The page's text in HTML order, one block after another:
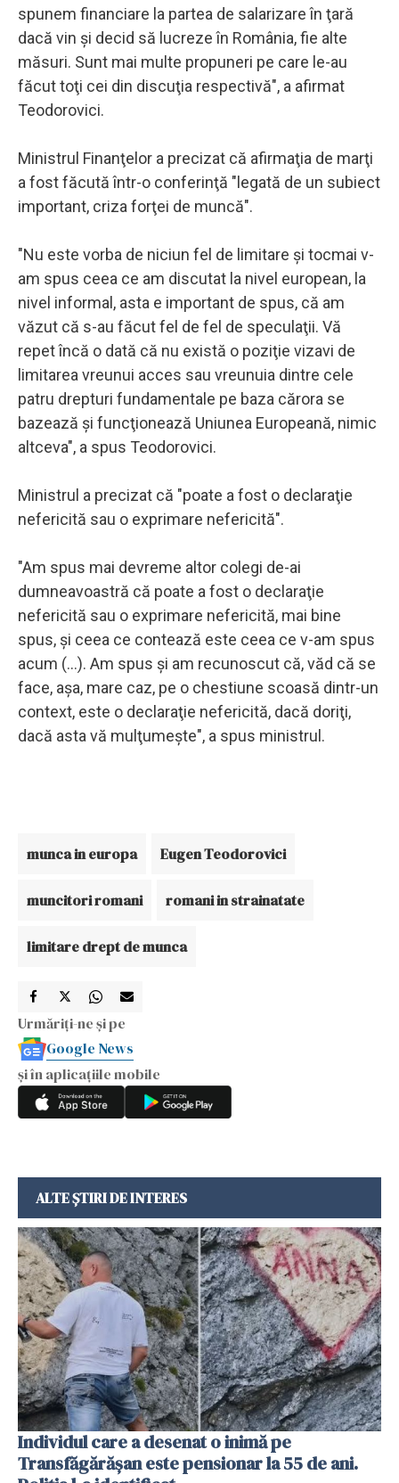
spunem financiare la partea de salarizare în ţară
dacă vin şi decid să lucreze în România, fie alte
măsuri. Sunt mai multe propuneri pe care le-au
făcut toţi cei din discuţia respectivă", a afirmat
Teodorovici.
Ministrul Finanţelor a precizat că afirmaţia de marţi
a fost făcută într-o conferinţă "legată de un subiect
important, criza forţei de muncă".
"Nu este vorba de niciun fel de limitare şi tocmai v-
am spus ceea ce am discutat la nivel european, la
nivel informal, asta e important de spus, că am
văzut că s-au făcut fel de fel de speculaţii. Vă
repet încă o dată că nu există o poziţie vizavi de
limitarea vreunui acces sau vreunuia dintre cele
patru drepturi fundamentale pe baza cărora se
bazează şi funcţionează Uniunea Europeană, nimic
altceva", a spus Teodorovici.
Ministrul a precizat că "poate a fost o declaraţie
nefericită sau o exprimare nefericită".
"Am spus mai devreme altor colegi de-ai
dumneavoastră că poate a fost o declaraţie
nefericită sau o exprimare nefericită, mai bine
spus, şi ceea ce contează este ceea ce v-am spus
acum (...). Am spus şi am recunoscut că, văd că se
face, aşa, mare caz, pe o chestiune scoasă dintr-un
context, este o declaraţie nefericită, dacă doriţi,
dacă asta vă mulţumeşte", a spus ministrul.
munca in europa Eugen Teodorovici
muncitori romani romani in strainatate
limitare drept de munca
Urmăriți-ne și pe
Google News
și în aplicațiile mobile
ALTE ȘTIRI DE INTERES
Individul care a desenat o inimă pe
Transfăgărășan este pensionar la 55 de ani.